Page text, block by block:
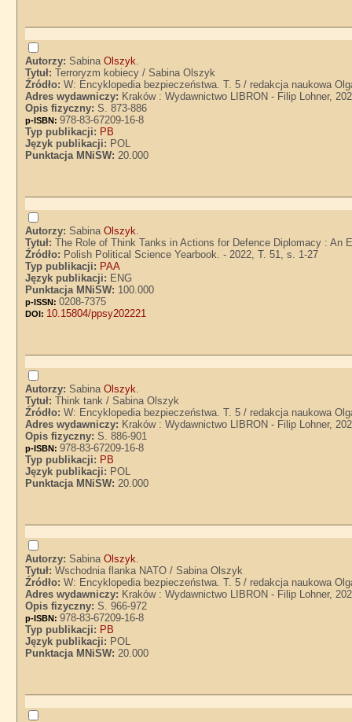
Autorzy:SabinaOlszyk.
Tytuł:Terroryzm kobiecy / Sabina Olszyk
Źródło:W: Encyklopedia bezpieczeństwa. T. 5 / redakcja naukowa
Adres wydawniczy: Kraków : Wydawnictwo LIBRON - Filip Lohner,
Opis fizyczny:S. 873-886
p-ISBN:978-83-67209-16-8
Typ publikacji: PB
Język publikacji: POL
Punktacja MNiSW:20.000
Autorzy:SabinaOlszyk.
Tytuł:The Role of Think Tanks in Actions for Defence Diplomacy : An
Źródło: Polish Political Science Yearbook. - 2022, T. 51, s. 1-27
Typ publikacji: PAA
Język publikacji: ENG
Punktacja MNiSW: 100.000
p-ISSN:0208-7375
DOI: 10.15804/ppsy202221
Autorzy:SabinaOlszyk.
Tytuł:Think tank / Sabina Olszyk
Źródło:W: Encyklopedia bezpieczeństwa. T. 5 / redakcja naukowa
Adres wydawniczy: Kraków : Wydawnictwo LIBRON - Filip Lohner,
Opis fizyczny:S. 886-901
p-ISBN:978-83-67209-16-8
Typ publikacji: PB
Język publikacji: POL
Punktacja MNiSW:20.000
Autorzy:SabinaOlszyk.
Tytuł:Wschodnia flanka NATO / Sabina Olszyk
Źródło:W: Encyklopedia bezpieczeństwa. T. 5 / redakcja naukowa
Adres wydawniczy: Kraków : Wydawnictwo LIBRON - Filip Lohner,
Opis fizyczny:S. 966-972
p-ISBN:978-83-67209-16-8
Typ publikacji: PB
Język publikacji: POL
Punktacja MNiSW:20.000